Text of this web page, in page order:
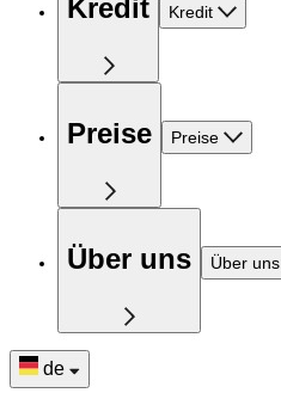
Kredit Kredit
Preise Preise
Über uns Über uns
de